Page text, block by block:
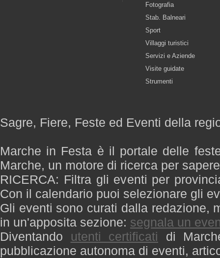
Fotografia
Stab. Balneari
Sport
Villaggi turistici
Servizi e Aziende
Visite guidate
Strumenti
Sagre, Fiere, Feste ed Eventi della
Marche in Festa è il portale delle
Marche, un motore di ricerca per
RICERCA: Filtra gli eventi per
Con il calendario puoi selezionare gli
Gli eventi sono curati dalla redazione,
in un'apposita sezione: segnala un
Diventando utenti certificati di
pubblicazione autonoma di eventi,